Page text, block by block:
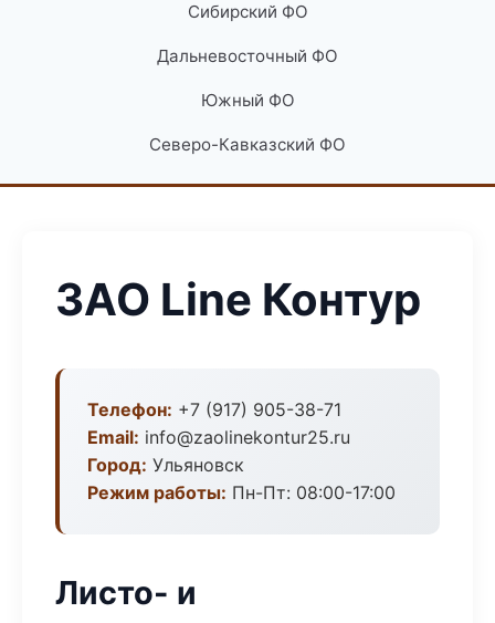
Сибирский ФО
Дальневосточный ФО
Южный ФО
Северо-Кавказский ФО
ЗАО Line Контур
Телефон: +7 (917) 905-38-71
Email: info@zaolinekontur25.ru
Город: Ульяновск
Режим работы: Пн-Пт: 08:00-17:00
Листо- и